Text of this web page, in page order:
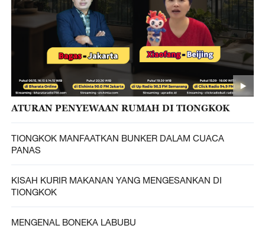
ATURAN PENYEWAAN RUMAH DI TIONGKOK
TIONGKOK MANFAATKAN BUNKER DALAM CUACA
PANAS
KISAH KURIR MAKANAN YANG MENGESANKAN DI
TIONGKOK
MENGENAL BONEKA LABUBU